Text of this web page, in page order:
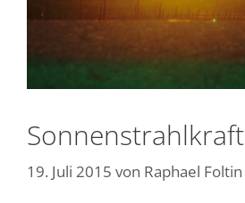
Sonnenstrahlkraft
19. Juli 2015 von Raphael Foltin